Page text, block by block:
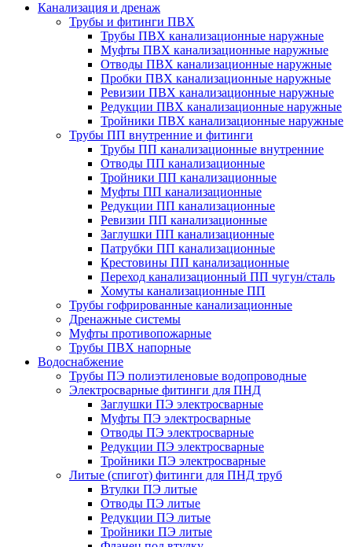
Канализация и дренаж
Трубы и фитинги ПВХ
Трубы ПВХ канализационные наружные
Муфты ПВХ канализационные наружные
Отводы ПВХ канализационные наружные
Пробки ПВХ канализационные наружные
Ревизии ПВХ канализационные наружные
Редукции ПВХ канализационные наружные
Тройники ПВХ канализационные наружные
Трубы ПП внутренние и фитинги
Трубы ПП канализационные внутренние
Отводы ПП канализационные
Тройники ПП канализационные
Муфты ПП канализационные
Редукции ПП канализационные
Ревизии ПП канализационные
Заглушки ПП канализационные
Патрубки ПП канализационные
Крестовины ПП канализационные
Переход канализационный ПП чугун/сталь
Хомуты канализационные ПП
Трубы гофрированные канализационные
Дренажные системы
Муфты противопожарные
Трубы ПВХ напорные
Водоснабжение
Трубы ПЭ полиэтиленовые водопроводные
Электросварные фитинги для ПНД
Заглушки ПЭ электросварные
Муфты ПЭ электросварные
Отводы ПЭ электросварные
Редукции ПЭ электросварные
Тройники ПЭ электросварные
Литые (спигот) фитинги для ПНД труб
Втулки ПЭ литые
Отводы ПЭ литые
Редукции ПЭ литые
Тройники ПЭ литые